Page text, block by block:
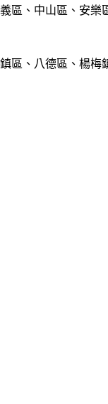
區、中山區、安樂
區、八德區、楊